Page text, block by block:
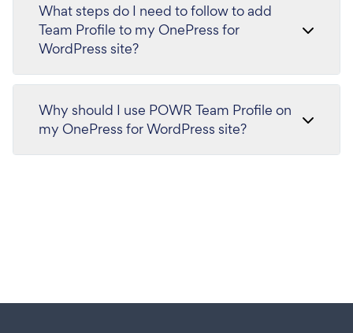
What steps do I need to follow to add
Team Profile to my OnePress for
WordPress site?
Why should I use POWR Team Profile on
my OnePress for WordPress site?